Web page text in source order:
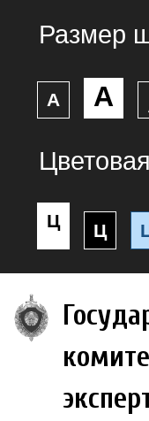
Размер
А А
Ц Ц